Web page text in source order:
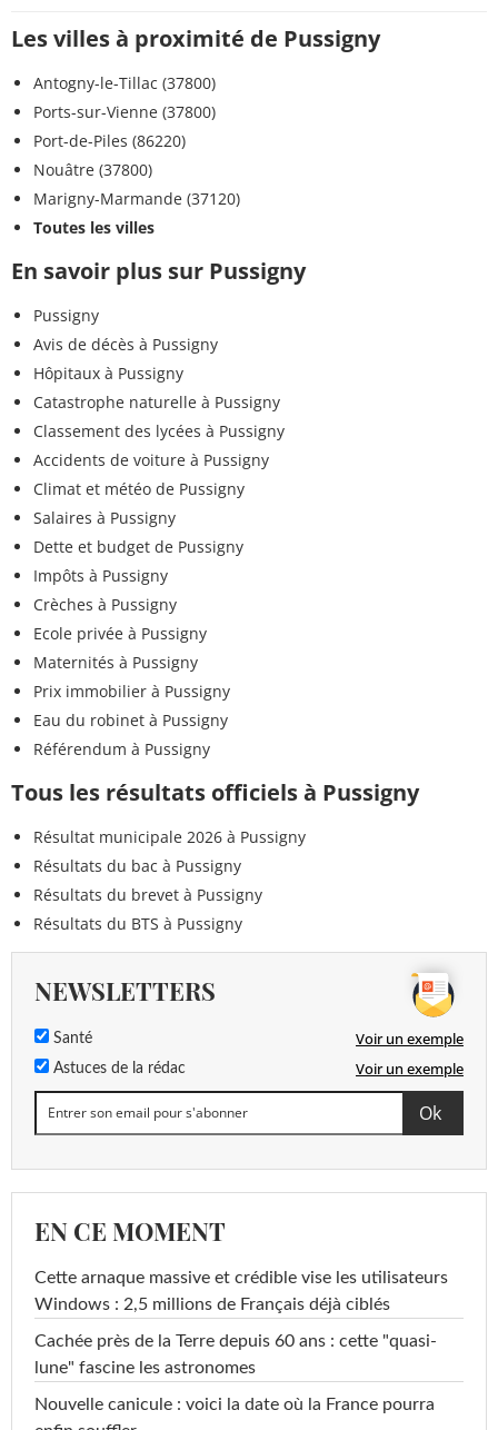
Les villes à proximité de Pussigny
Antogny-le-Tillac (37800)
Ports-sur-Vienne (37800)
Port-de-Piles (86220)
Nouâtre (37800)
Marigny-Marmande (37120)
Toutes les villes
En savoir plus sur Pussigny
Pussigny
Avis de décès à Pussigny
Hôpitaux à Pussigny
Catastrophe naturelle à Pussigny
Classement des lycées à Pussigny
Accidents de voiture à Pussigny
Climat et météo de Pussigny
Salaires à Pussigny
Dette et budget de Pussigny
Impôts à Pussigny
Crèches à Pussigny
Ecole privée à Pussigny
Maternités à Pussigny
Prix immobilier à Pussigny
Eau du robinet à Pussigny
Référendum à Pussigny
Tous les résultats officiels à Pussigny
Résultat municipale 2026 à Pussigny
Résultats du bac à Pussigny
Résultats du brevet à Pussigny
Résultats du BTS à Pussigny
NEWSLETTERS
Santé Voir un exemple
Astuces de la rédac Voir un exemple
EN CE MOMENT
Cette arnaque massive et crédible vise les utilisateurs
Windows : 2,5 millions de Français déjà ciblés
Cachée près de la Terre depuis 60 ans : cette "quasi-
lune" fascine les astronomes
Nouvelle canicule : voici la date où la France pourra